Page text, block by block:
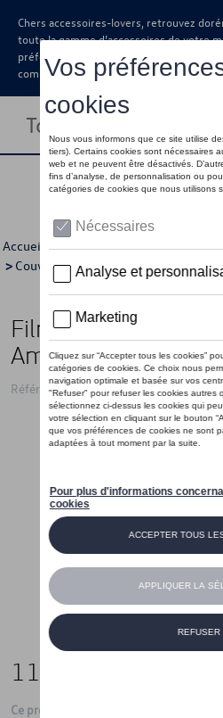
Chers accessoires-lovers, retrouvez
toute la gamme d’accessoires de votre
préférée sous forme de catalogue à
commander auprès de votre
Toggle navigation
Accueil >Catalogue Volkswagen >
> Couvre-rétroviseurs > Détail
Film décoratif, noir,
Amarok
Référence: 2H0064317 19A
119,00 €
Ce produit n'est actuellement pas de